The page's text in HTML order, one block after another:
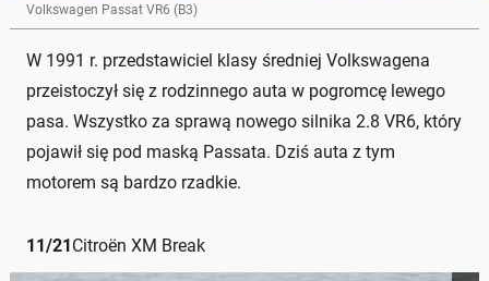
Volkswagen Passat VR6 (B3)
W 1991 r. przedstawiciel klasy średniej Volkswagena
przeistoczył się z rodzinnego auta w pogromcę lewego
pasa. Wszystko za sprawą nowego silnika 2.8 VR6, który
pojawił się pod maską Passata. Dziś auta z tym
motorem są bardzo rzadkie.
11/21Citroën XM Break